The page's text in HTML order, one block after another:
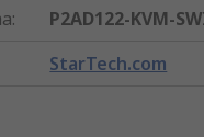
:
P2AD122-KVM-
StarTech.com